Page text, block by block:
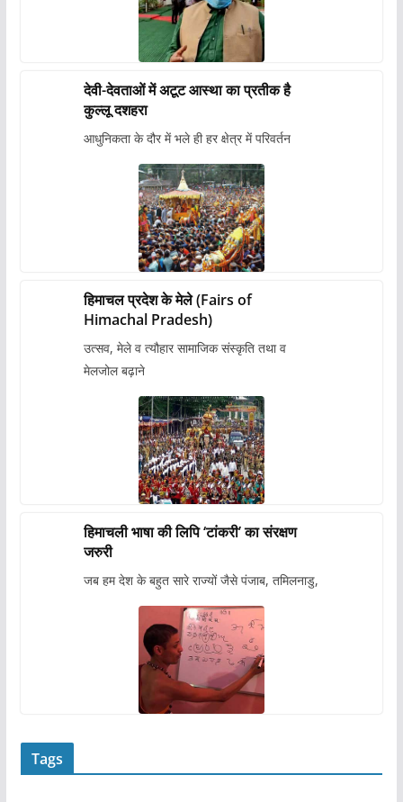
देवी-देवताओं में अटूट आस्था का प्रतीक है
कुल्लू दशहरा
आधुनिकता के दौर में भले ही हर क्षेत्र में परिवर्तन
हिमाचल प्रदेश के मेले (Fairs of
Himachal Pradesh)
उत्सव, मेले व त्यौहार सामाजिक संस्कृति तथा व
मेलजोल बढ़ाने
हिमाचली भाषा की लिपि ‘टांकरी’ का संरक्षण
जरुरी
जब हम देश के बहुत सारे राज्यों जैसे पंजाब, तमिलनाडु,
Tags